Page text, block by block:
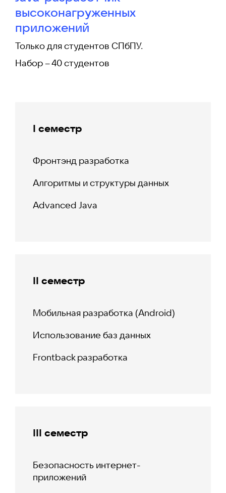
высоконагруженных
приложений
Только для студентов СПбПУ.
Набор – 40 студентов
I семестр
Фронтэнд разработка
Алгоритмы и структуры данных
Advanced Java
II семестр
Мобильная разработка (Android)
Использование баз данных
Frontback разработка
III семестр
Безопасность интернет-
приложений